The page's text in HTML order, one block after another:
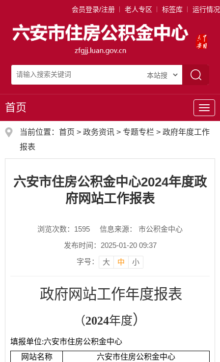
会员登录/注册 老人专区 标签库 运行情况
导
航
首页
当前位置： 首页 > 政务资讯 > 专题专栏 > 政府年度工作
报表
六安市住房公积金中心2024年度政
府网站工作报表
浏览次数： 1595
信息来源： 市公积金中心
发布时间：2025-01-20 09:37
字号：
大 中 小
政府网站工作年度报表
（2024年度）
填报单位:六安市住房公积金中心
网站名称
六安市住房公积金中心